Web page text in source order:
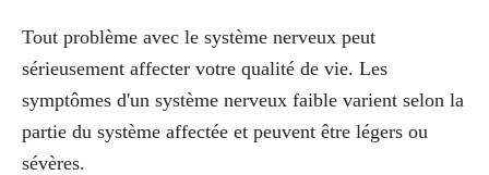
Tout problème avec le système nerveux peut
sérieusement affecter votre qualité de vie. Les
symptômes d'un système nerveux faible varient selon la
partie du système affectée et peuvent être légers ou
sévères.